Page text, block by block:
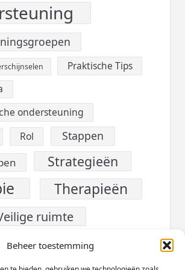
Beheer toestemming
Praktische Tips
ondersteuning
Rol Stappen
Strategieën
Therapieën
ruimte
Voeding